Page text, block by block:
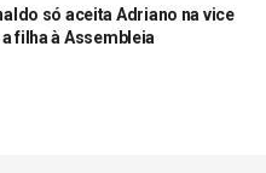
só aceita Adriano na vice
filha à Assembleia